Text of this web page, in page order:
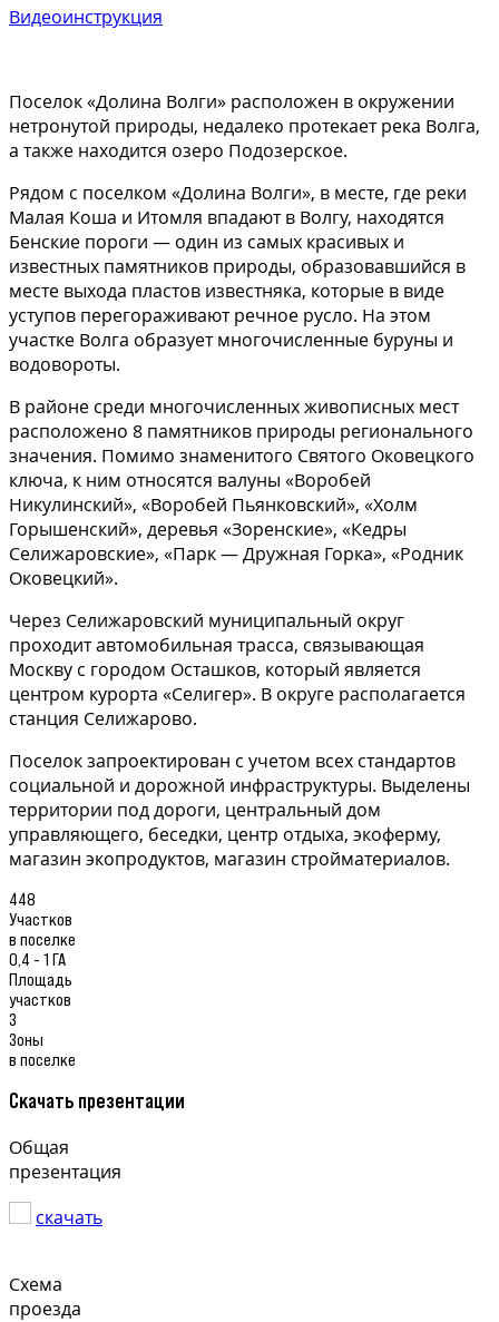
Видеоинструкция
Поселок «Долина Волги» расположен в окружении
нетронутой природы, недалеко протекает река Волга,
а также находится озеро Подозерское.
Рядом с поселком «Долина Волги», в месте, где реки
Малая Коша и Итомля впадают в Волгу, находятся
Бенские пороги — один из самых красивых и
известных памятников природы, образовавшийся в
месте выхода пластов известняка, которые в виде
уступов перегораживают речное русло. На этом
участке Волга образует многочисленные буруны и
водовороты.
В районе среди многочисленных живописных мест
расположено 8 памятников природы регионального
значения. Помимо знаменитого Святого Оковецкого
ключа, к ним относятся валуны «Воробей
Никулинский», «Воробей Пьянковский», «Холм
Горышенский», деревья «Зоренские», «Кедры
Селижаровские», «Парк — Дружная Горка», «Родник
Оковецкий».
Через Селижаровский муниципальный округ
проходит автомобильная трасса, связывающая
Москву с городом Осташков, который является
центром курорта «Селигер». В округе располагается
станция Селижарово.
Поселок запроектирован с учетом всех стандартов
социальной и дорожной инфраструктуры. Выделены
территории под дороги, центральный дом
управляющего, беседки, центр отдыха, экоферму,
магазин экопродуктов, магазин стройматериалов.
448
Участков
в поселке
0,4 - 1 ГА
Площадь
участков
3
Зоны
в поселке
Скачать презентации
Общая
презентация
скачать
Схема
проезда